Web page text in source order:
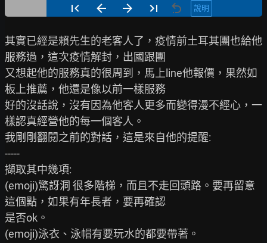
說明
其實已經是賴先生的老客人了，疫情前土耳其團也給他
服務過，這次疫情解封，出國跟團
又想起他的服務真的很周到，馬上line他報價，果然如
板上推薦，他還是像以前一樣服務
好的沒話說，沒有因為他客人更多而變得漫不經心，一
樣認真經營他的每一個客人。
我剛剛翻閱之前的對話，這是來自他的提醒:
-----
擷取其中幾項:
(emoji)驚訝洞 很多階梯，而且不走回頭路。要再留意
這個點，如果有年長者，要再確認
是否ok。
(emoji)泳衣、泳帽有要玩水的都要帶著。